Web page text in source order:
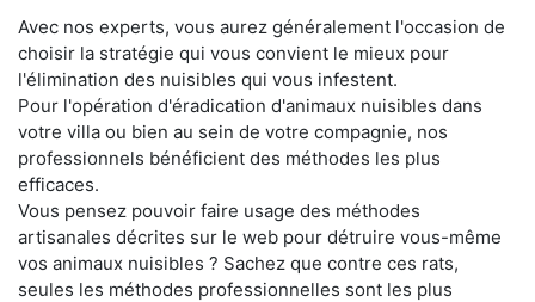
Avec nos experts, vous aurez généralement l'occasion de
choisir la stratégie qui vous convient le mieux pour
l'élimination des nuisibles qui vous infestent.
Pour l'opération d'éradication d'animaux nuisibles dans
votre villa ou bien au sein de votre compagnie, nos
professionnels bénéficient des méthodes les plus
efficaces.
Vous pensez pouvoir faire usage des méthodes
artisanales décrites sur le web pour détruire vous-même
vos animaux nuisibles ? Sachez que contre ces rats,
seules les méthodes professionnelles sont les plus